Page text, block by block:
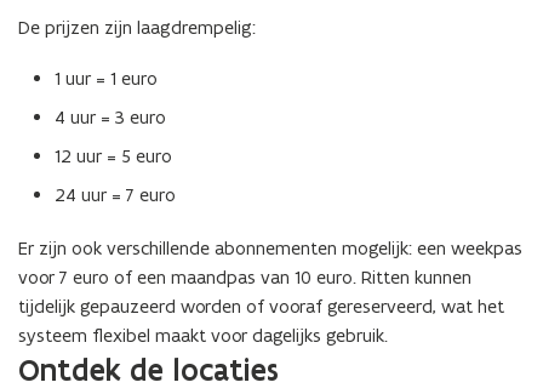
De prijzen zijn laagdrempelig:
1 uur = 1 euro
4 uur = 3 euro
12 uur = 5 euro
24 uur = 7 euro
Er zijn ook verschillende abonnementen mogelijk: een weekpas
voor 7 euro of een maandpas van 10 euro. Ritten kunnen
tijdelijk gepauzeerd worden of vooraf gereserveerd, wat het
systeem flexibel maakt voor dagelijks gebruik.
Ontdek de locaties